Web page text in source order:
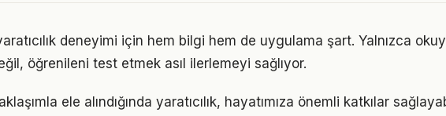
deneyimi için hem bilgi hem de uygulama şart. Yalnızca
öğrenileni test etmek asıl ilerlemeyi sağlıyor.
ele alındığında yaratıcılık, hayatımıza önemli katkılar